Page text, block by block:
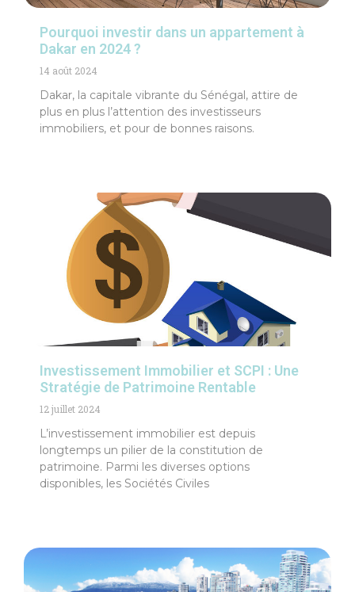
Pourquoi investir dans un appartement à
Dakar en 2024 ?
14 août 2024
Dakar, la capitale vibrante du Sénégal, attire de
plus en plus l’attention des investisseurs
immobiliers, et pour de bonnes raisons.
Investissement Immobilier et SCPI : Une
Stratégie de Patrimoine Rentable
12 juillet 2024
L’investissement immobilier est depuis
longtemps un pilier de la constitution de
patrimoine. Parmi les diverses options
disponibles, les Sociétés Civiles